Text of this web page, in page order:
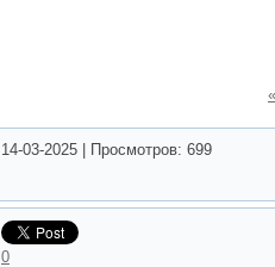
14-03-2025 Просмотров: 699
0